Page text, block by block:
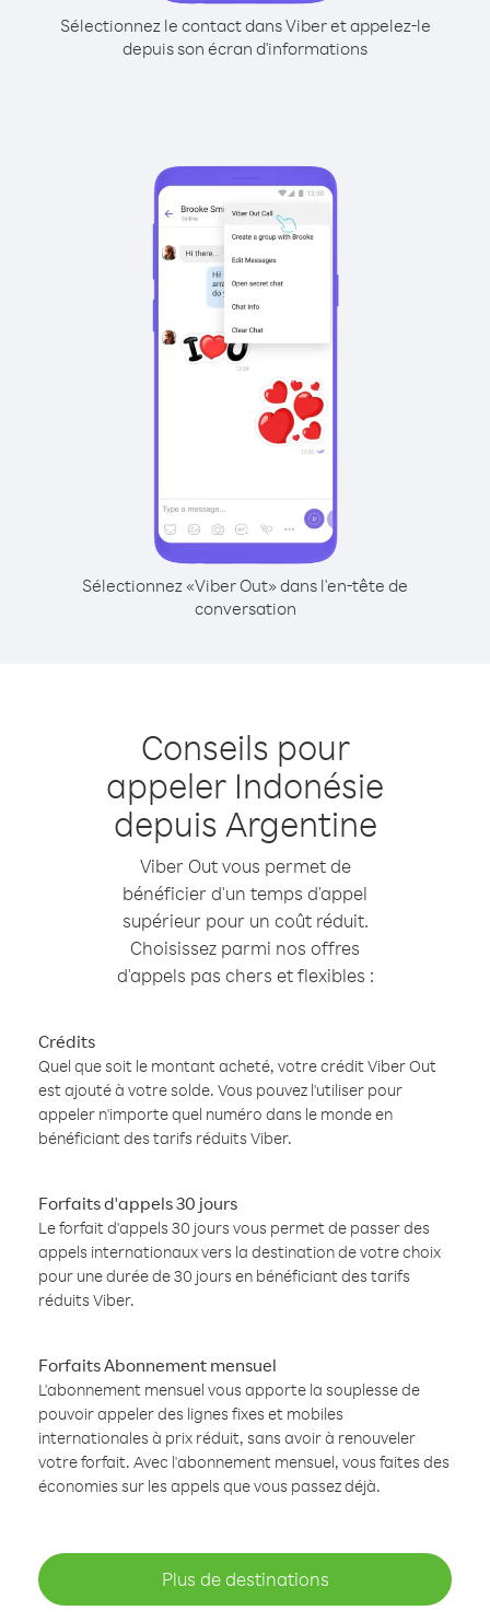
Sélectionnez le contact dans Viber et appelez-le
depuis son écran d'informations
Sélectionnez «Viber Out» dans l'en-tête de
conversation
Conseils pour
appeler Indonésie
depuis Argentine
Viber Out vous permet de
bénéficier d'un temps d'appel
supérieur pour un coût réduit.
Choisissez parmi nos offres
d'appels pas chers et flexibles :
Crédits
Quel que soit le montant acheté, votre crédit Viber Out
est ajouté à votre solde. Vous pouvez l'utiliser pour
appeler n'importe quel numéro dans le monde en
bénéficiant des tarifs réduits Viber.
Forfaits d'appels 30 jours
Le forfait d'appels 30 jours vous permet de passer des
appels internationaux vers la destination de votre choix
pour une durée de 30 jours en bénéficiant des tarifs
réduits Viber.
Forfaits Abonnement mensuel
L'abonnement mensuel vous apporte la souplesse de
pouvoir appeler des lignes fixes et mobiles
internationales à prix réduit, sans avoir à renouveler
votre forfait. Avec l'abonnement mensuel, vous faites des
économies sur les appels que vous passez déjà.
Plus de destinations